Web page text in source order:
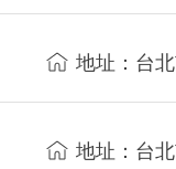
地址：台
地址：台